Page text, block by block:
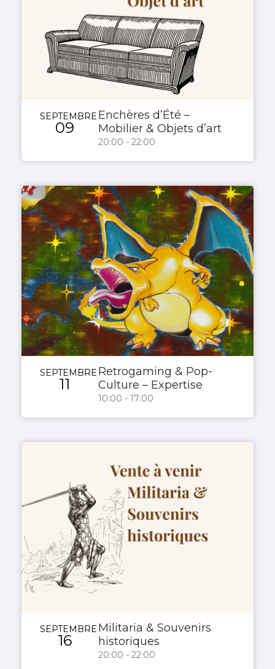
SEPTEMBRE
09
Enchères d’Été –
Mobilier & Objets d’art
20:00 - 22:00
SEPTEMBRE
11
Retrogaming & Pop-
Culture – Expertise
10:00 - 17:00
SEPTEMBRE
16
Militaria & Souvenirs
historiques
20:00 - 22:00